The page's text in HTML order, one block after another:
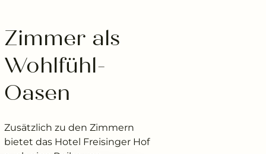
Zimmer als
Wohlfühl-
Oasen
Zusätzlich zu den Zimmern
bietet das Hotel Freisinger Hof